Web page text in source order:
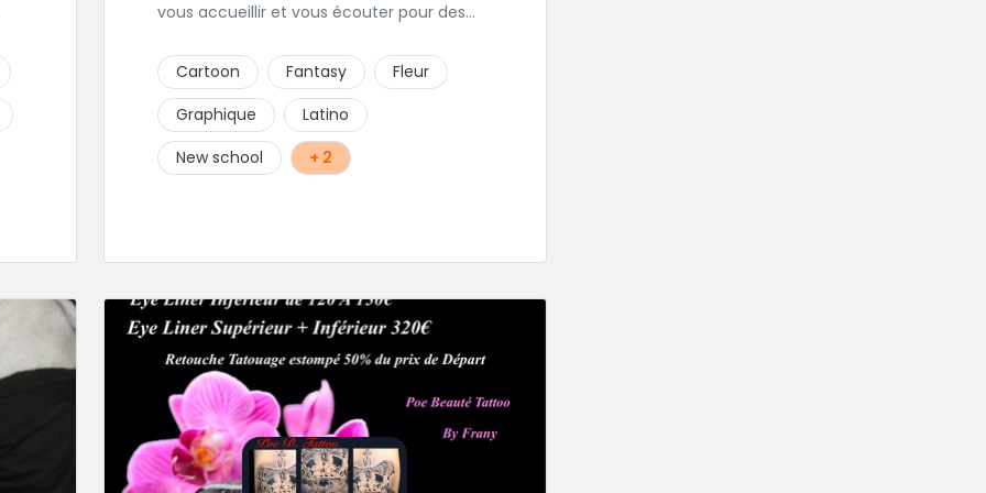
vous accueillir et vous écouter pour des
spécialisé dans les tatouages Réaliste,
Chicanos, Traits fins, Newschool, Couleur.
Cartoon Fantasy
Fleur
Graphique
Latino
New school
+ 2